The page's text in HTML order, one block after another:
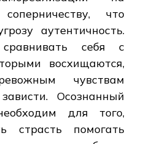
что
аутентичность.
сравнивать себя с
восхищаются,
чувствам
Осознанный
для того,
страсть помогать